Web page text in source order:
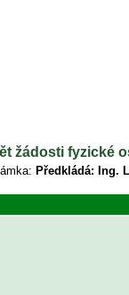
žádosti fyzické
Předkládá: Ing.